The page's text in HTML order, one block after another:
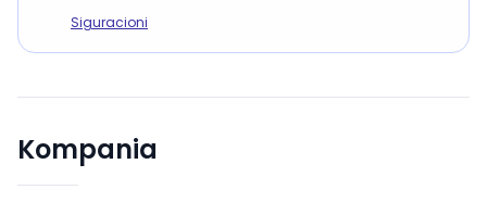
Siguracioni
Kompania